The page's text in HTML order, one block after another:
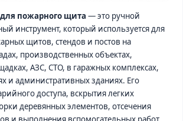
пожарного щита — это ручной
инструмент, который используется для
щитов, стендов и постов на
производственных объектах,
АЗС, СТО, в гаражных комплексах,
и административных зданиях. Его
доступа, вскрытия легких
деревянных элементов, отсечения